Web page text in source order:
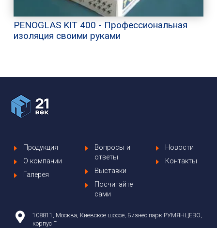
PENOGLAS KIT 400 - Профессиональная
изоляция своими руками
Продукция
О компании
Галерея
Вопросы и
ответы
Выставки
Посчитайте
сами
Новости
Контакты
108811, Москва, Киевское шоссе, Бизнес парк РУМЯНЦЕВО,
корпус Г